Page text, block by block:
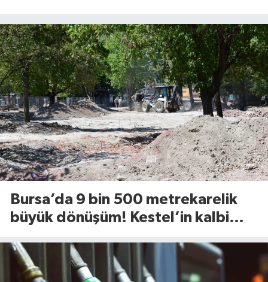
Bursa’da 9 bin 500 metrekarelik
büyük dönüşüm! Kestel’in kalbi